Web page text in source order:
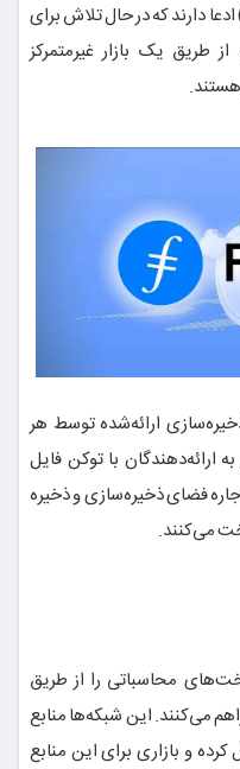
دارند که در حال تلاش برای
طریق یک بازار غیرمتمرکز
هستند.
ارائه‌شده توسط هر
ارائه‌دهندگان با توکن فایل
فضای ذخیره‌سازی و ذخیره
می‌کنند.
محاسباتی را از طریق
می‌کنند. این شبکه‌ها منابع
و بازاری برای این منابع